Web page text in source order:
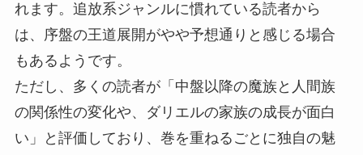
れます。追放系ジャンルに慣れている読者から
は、序盤の王道展開がやや予想通りと感じる場合
もあるようです。
ただし、多くの読者が「中盤以降の魔族と人間族
の関係性の変化や、ダリエルの家族の成長が面白
い」と評価しており、巻を重ねるごとに独自の魅